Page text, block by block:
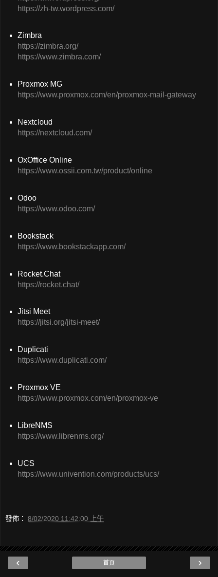
https://zh-tw.wordpress.com/
Zimbra
https://zimbra.org/
https://www.zimbra.com/
Proxmox MG
https://www.proxmox.com/en/proxmox-mail-gateway
Nextcloud
https://nextcloud.com/
OxOffice Online
https://www.ossii.com.tw/product/online
Odoo
https://www.odoo.com/
Bookstack
https://www.bookstackapp.com/
Rocket.Chat
https://rocket.chat/
Jitsi Meet
https://jitsi.org/jitsi-meet/
Duplicati
https://www.duplicati.com/
Proxmox VE
https://www.proxmox.com/en/proxmox-ve
LibreNMS
https://www.librenms.org/
UCS
https://www.univention.com/products/ucs/
發佈： 8/02/2020 11:42:00 上午
‹ ›
首頁